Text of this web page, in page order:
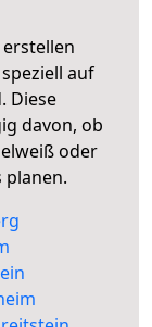
auf
Diese
davon, ob
oder